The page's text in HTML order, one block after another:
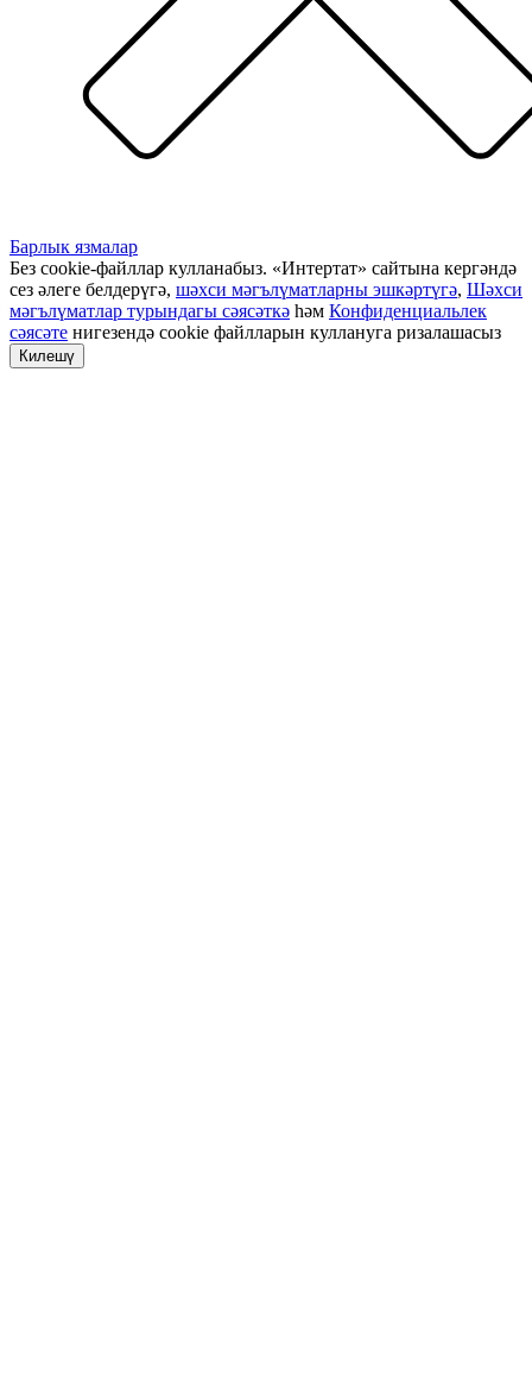
Барлык язмалар
Без cookie-файллар кулланабыз. «Интертат» сайтына кергәндә
сез әлеге белдерүгә, шәхси мәгълүматларны эшкәртүгә, Шәхси
мәгълүматлар турындагы сәясәткә һәм Конфиденциальлек
сәясәте нигезендә cookie файлларын куллануга ризалашасыз
Килешү